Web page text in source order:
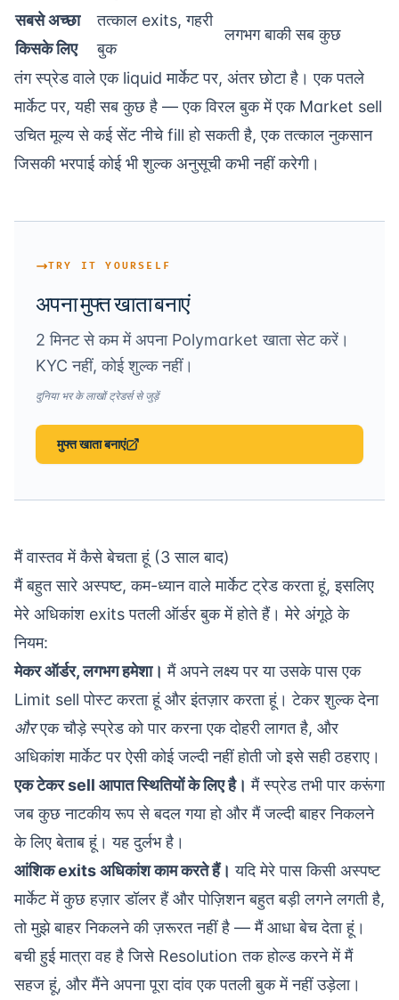
सबसे अच्छा
किसके लिए
तत्काल exits, गहरी
बुक
लगभग बाकी सब कुछ
तंग स्प्रेड वाले एक liquid मार्केट पर, अंतर छोटा है। एक पतले
मार्केट पर, यही सब कुछ है — एक विरल बुक में एक Market sell
उचित मूल्य से कई सेंट नीचे fill हो सकती है, एक तत्काल नुकसान
जिसकी भरपाई कोई भी शुल्क अनुसूची कभी नहीं करेगी।
TRY IT YOURSELF
अपना मुफ्त खाता बनाएं
2 मिनट से कम में अपना Polymarket खाता सेट करें।
KYC नहीं, कोई शुल्क नहीं।
दुनिया भर के लाखों ट्रेडर्स से जुड़ें
मुफ्त खाता बनाएं
मैं वास्तव में कैसे बेचता हूं (3 साल बाद)
मैं बहुत सारे अस्पष्ट, कम-ध्यान वाले मार्केट ट्रेड करता हूं, इसलिए
मेरे अधिकांश exits पतली ऑर्डर बुक में होते हैं। मेरे अंगूठे के
नियम:
मेकर ऑर्डर, लगभग हमेशा। मैं अपने लक्ष्य पर या उसके पास एक
Limit sell पोस्ट करता हूं और इंतज़ार करता हूं। टेकर शुल्क देना
औरएक चौड़े स्प्रेड को पार करना एक दोहरी लागत है, और
अधिकांश मार्केट पर ऐसी कोई जल्दी नहीं होती जो इसे सही ठहराए।
एक टेकर sell आपात स्थितियों के लिए है। मैं स्प्रेड तभी पार करूंगा
जब कुछ नाटकीय रूप से बदल गया हो और मैं जल्दी बाहर निकलने
के लिए बेताब हूं। यह दुर्लभ है।
आंशिक exits अधिकांश काम करते हैं। यदि मेरे पास किसी अस्पष्ट
मार्केट में कुछ हज़ार डॉलर हैं और पोज़िशन बहुत बड़ी लगने लगती है,
तो मुझे बाहर निकलने की ज़रूरत नहीं है — मैं आधा बेच देता हूं।
बची हुई मात्रा वह है जिसे Resolution तक होल्ड करने में मैं
सहज हूं, और मैंने अपना पूरा दांव एक पतली बुक में नहीं उड़ेला।